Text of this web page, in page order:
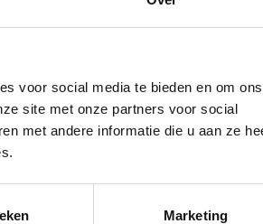
voor social media te bieden en om ons
site met onze partners voor social
met andere informatie die u aan ze
Marketing